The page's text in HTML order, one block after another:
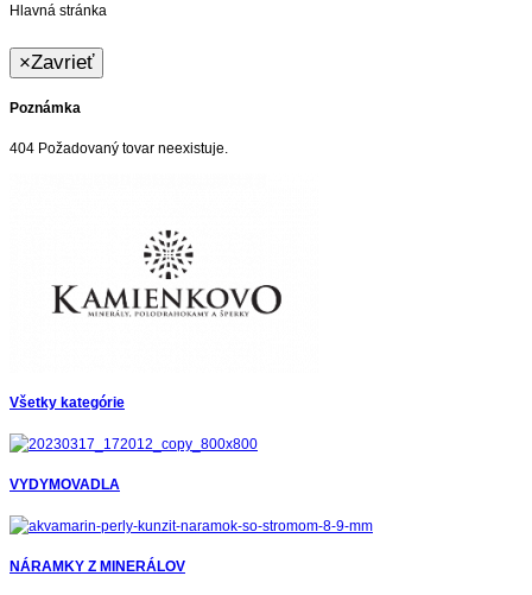
Hlavná stránka
×Zavrieť
Poznámka
404 Požadovaný tovar neexistuje.
Všetky kategórie
VYDYMOVADLA
NÁRAMKY Z MINERÁLOV